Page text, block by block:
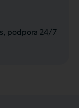
podpora 24/7